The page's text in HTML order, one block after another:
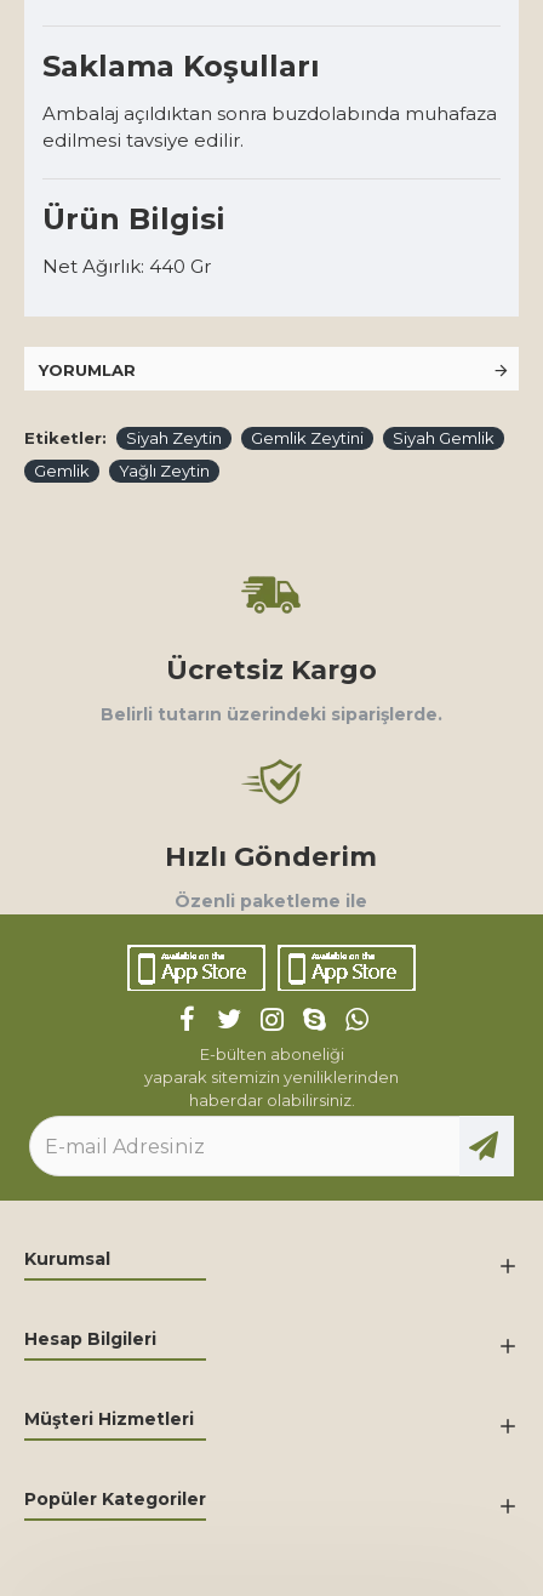
Saklama Koşulları
Ambalaj açıldıktan sonra buzdolabında muhafaza
edilmesi tavsiye edilir.
Ürün Bilgisi
Net Ağırlık: 440 Gr
YORUMLAR
Etiketler: Siyah Zeytin Gemlik Zeytini
Siyah Gemlik
Gemlik
Yağlı Zeytin
Ücretsiz Kargo
Belirli tutarın üzerindeki siparişlerde.
Hızlı Gönderim
Özenli paketleme ile
E-bülten aboneliği
yaparak sitemizin yeniliklerinden
haberdar olabilirsiniz.
Kurumsal
Hesap Bilgileri
Müşteri Hizmetleri
Popüler Kategoriler